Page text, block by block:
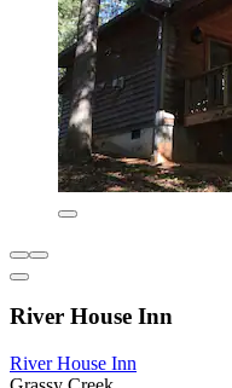
River House Inn
River House Inn